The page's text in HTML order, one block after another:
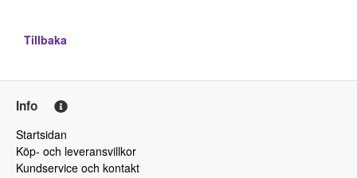
Tillbaka
Info
Startsidan
Köp- och leveransvillkor
Kundservice och kontakt